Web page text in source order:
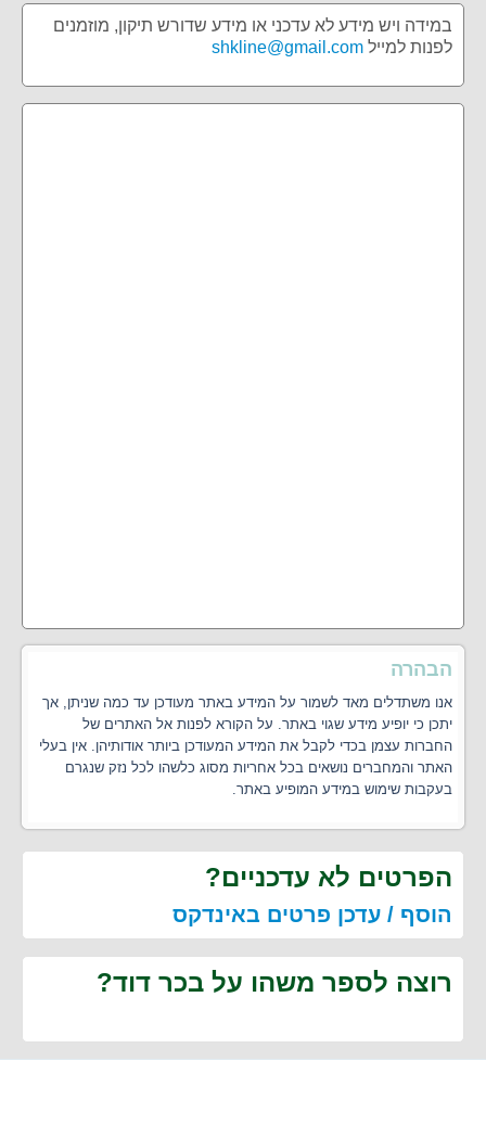
במידה ויש מידע לא עדכני או מידע שדורש תיקון, מוזמנים
לפנות למייל shkline@gmail.com
הבהרה
אנו משתדלים מאד לשמור על המידע באתר מעודכן עד כמה שניתן, אך
יתכן כי יופיע מידע שגוי באתר. על הקורא לפנות אל האתרים של
החברות עצמן בכדי לקבל את המידע המעודכן ביותר אודותיהן. אין בעלי
האתר והמחברים נושאים בכל אחריות מסוג כלשהו לכל נזק שנגרם
בעקבות שימוש במידע המופיע באתר.
הפרטים לא עדכניים?
הוסף / עדכן פרטים באינדקס
רוצה לספר משהו על בכר דוד?